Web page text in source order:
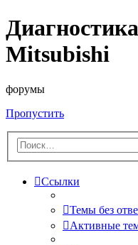
Mitsubishi
форумы
Пропустить
Ссылки
Темы без
Активные